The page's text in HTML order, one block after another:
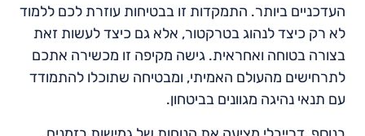
העדכניים ביותר. התמקדות זו בבטיחות עוזרת לכם ללמוד
לא רק כיצד לנהוג בטרקטור, אלא גם כיצד לעשות זאת
בצורה בטוחה ואחראית. גישה מקיפה זו מכשירה אתכם
לתרחישים מהעולם האמיתי, ומבטיחה שתוכלו להתמודד
עם תנאי נהיגה מגוונים בביטחון.